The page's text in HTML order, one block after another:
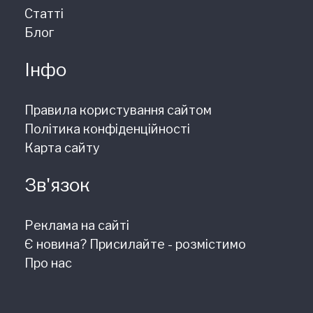
Статті
Блог
Інфо
Правила користування сайтом
Політика конфіденційності
Карта сайту
Зв'язок
Реклама на сайті
Є новина? Присилайте - розмістимо
Про нас